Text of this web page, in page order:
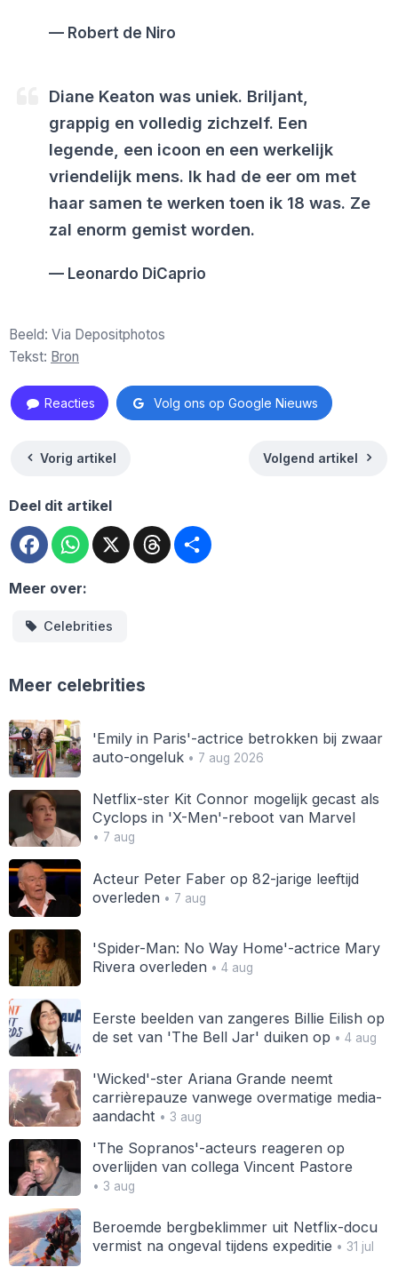
Robert de Niro
Diane Keaton was uniek. Briljant,
grappig en volledig zichzelf. Een
legende, een icoon en een werkelijk
vriendelijk mens. Ik had de eer om met
haar samen te werken toen ik 18 was. Ze
zal enorm gemist worden.
Leonardo DiCaprio
Beeld: Via Depositphotos
Tekst: Bron
Reacties Volg ons op Google Nieuws
Vorig artikel Volgend artikel
Deel dit artikel
FacebookWhatsApp
X Threads
Meer over:
Celebrities
Meer celebrities
'Emily in Paris'-actrice betrokken bij zwaar
auto-ongeluk• 7 aug 2026
Netflix-ster Kit Connor mogelijk gecast als
Cyclops in 'X-Men'-reboot van Marvel
• 7 aug
Acteur Peter Faber op 82-jarige leeftijd
overleden• 7 aug
'Spider-Man: No Way Home'-actrice Mary
Rivera overleden• 4 aug
Eerste beelden van zangeres Billie Eilish op
de set van 'The Bell Jar' duiken op • 4 aug
'Wicked'-ster Ariana Grande neemt
carrièrepauze vanwege overmatige media-
aandacht • 3 aug
'The Sopranos'-acteurs reageren op
overlijden van collega Vincent Pastore
• 3 aug
Beroemde bergbeklimmer uit Netflix-docu
vermist na ongeval tijdens expeditie • 31 jul